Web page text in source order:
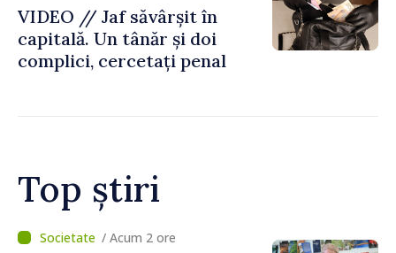
VIDEO // Jaf săvârșit în
capitală. Un tânăr și doi
complici, cercetați penal
Top știri
/ Acum 1 oră